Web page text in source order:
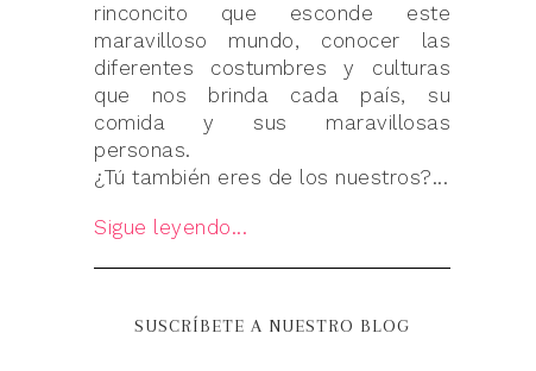
rinconcito que esconde este
maravilloso mundo, conocer las
diferentes costumbres y culturas
que nos brinda cada país, su
comida y sus maravillosas
personas.
¿Tú también eres de los nuestros?...
Sigue leyendo...
SUSCRÍBETE A NUESTRO BLOG